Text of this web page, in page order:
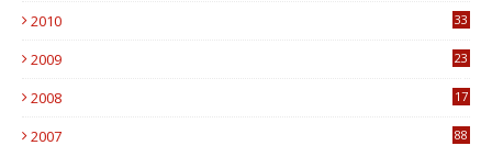
2010
33
2009
23
2008
17
2007 88